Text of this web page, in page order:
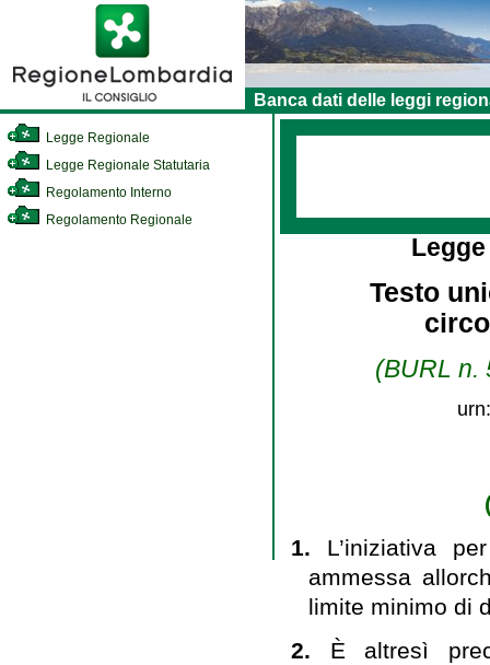
Banca dati delle leggi
Legge Regionale
Legge Regionale Statutaria
Regolamento Interno
Regolamento Regionale
Testo
(BURL n.
1. L’iniziativa
ammessa
limite minimo di
2. È altresì